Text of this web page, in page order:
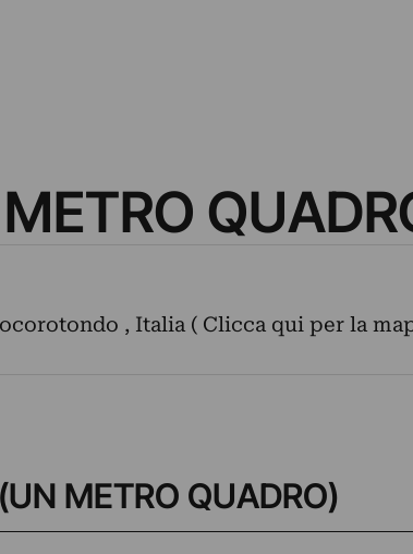
, Italia ( Clicca qui per la
METRO QUADRO)